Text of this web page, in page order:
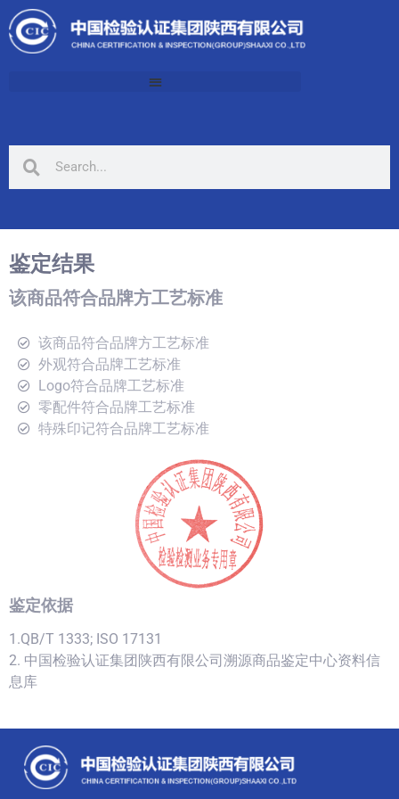
鉴定结果
该商品符合品牌方工艺标准
该商品符合品牌方工艺标准
外观符合品牌工艺标准
Logo符合品牌工艺标准
零配件符合品牌工艺标准
特殊印记符合品牌工艺标准
鉴定依据
1.QB/T 1333; ISO 17131
2. 中国检验认证集团陕西有限公司溯源商品鉴定中心资料信
息库